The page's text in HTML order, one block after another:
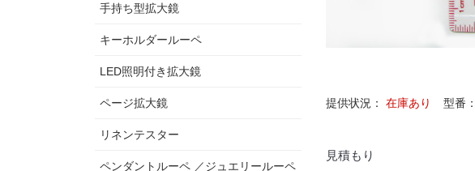
手持ち型拡大鏡
キーホルダールーペ
LED照明付き拡大鏡
ページ拡大鏡
リネンテスター
ペンダントルーペ ／ジュエリールーペ
提供状況： 在庫あり 型番：
見積もり